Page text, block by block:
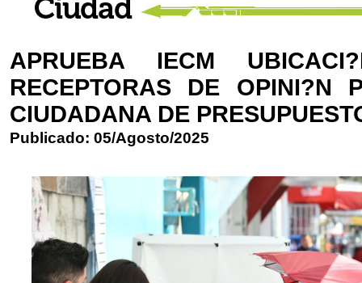
APRUEBA IECM
RECEPTORAS DE OPINI?N
CIUDADANA DE
Publicado: 05/Agosto/2025